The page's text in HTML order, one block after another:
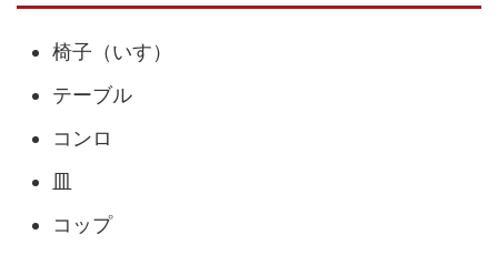
椅子（いす）
テーブル
コンロ
皿
コップ